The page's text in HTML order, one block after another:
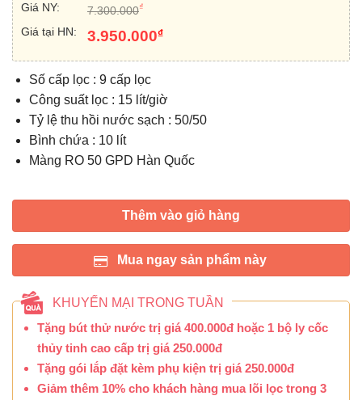
Giá NY: 7.300.000₫
Giá tại HN: 3.950.000₫
Số cấp lọc : 9 cấp lọc
Công suất lọc : 15 lít/giờ
Tỷ lệ thu hồi nước sạch : 50/50
Bình chứa : 10 lít
Màng RO 50 GPD Hàn Quốc
Thêm vào giỏ hàng
Mua ngay sản phẩm này
KHUYẾN MẠI TRONG TUẦN
Tặng bút thử nước trị giá 400.000đ hoặc 1 bộ ly cốc
thủy tinh cao cấp trị giá 250.000đ
Tặng gói lắp đặt kèm phụ kiện trị giá 250.000đ
Giảm thêm 10% cho khách hàng mua lõi lọc trong 3